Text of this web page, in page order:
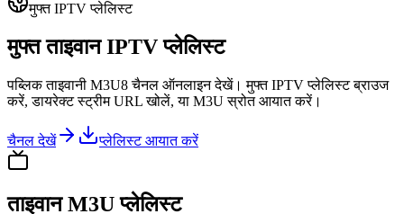
मुफ्त IPTV प्लेलिस्ट
मुफ्त ताइवान IPTV प्लेलिस्ट
पब्लिक ताइवानी M3U8 चैनल ऑनलाइन देखें। मुफ्त IPTV प्लेलिस्ट ब्राउज
करें, डायरेक्ट स्ट्रीम URL खोलें, या M3U स्रोत आयात करें।
चैनल देखें प्लेलिस्ट आयात करें
ताइवान M3U प्लेलिस्ट